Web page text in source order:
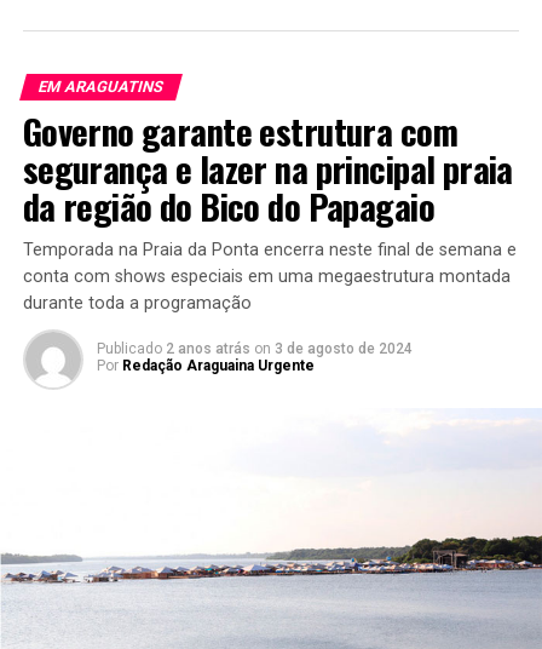
EM ARAGUATINS
Governo garante estrutura com
segurança e lazer na principal praia
da região do Bico do Papagaio
Temporada na Praia da Ponta encerra neste final de semana e
conta com shows especiais em uma megaestrutura montada
durante toda a programação
Publicado 2 anos atrás on 3 de agosto de 2024
Por Redação Araguaina Urgente